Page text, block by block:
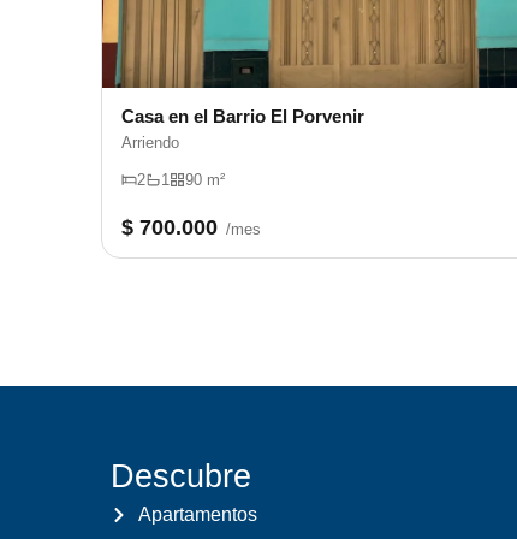
Casa en el Barrio El Porvenir
Arriendo
2 1 90 m²
$ 700.000 /mes
Descubre
Apartamentos